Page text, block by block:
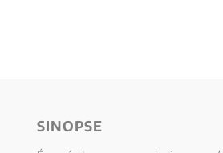
SINOPSE